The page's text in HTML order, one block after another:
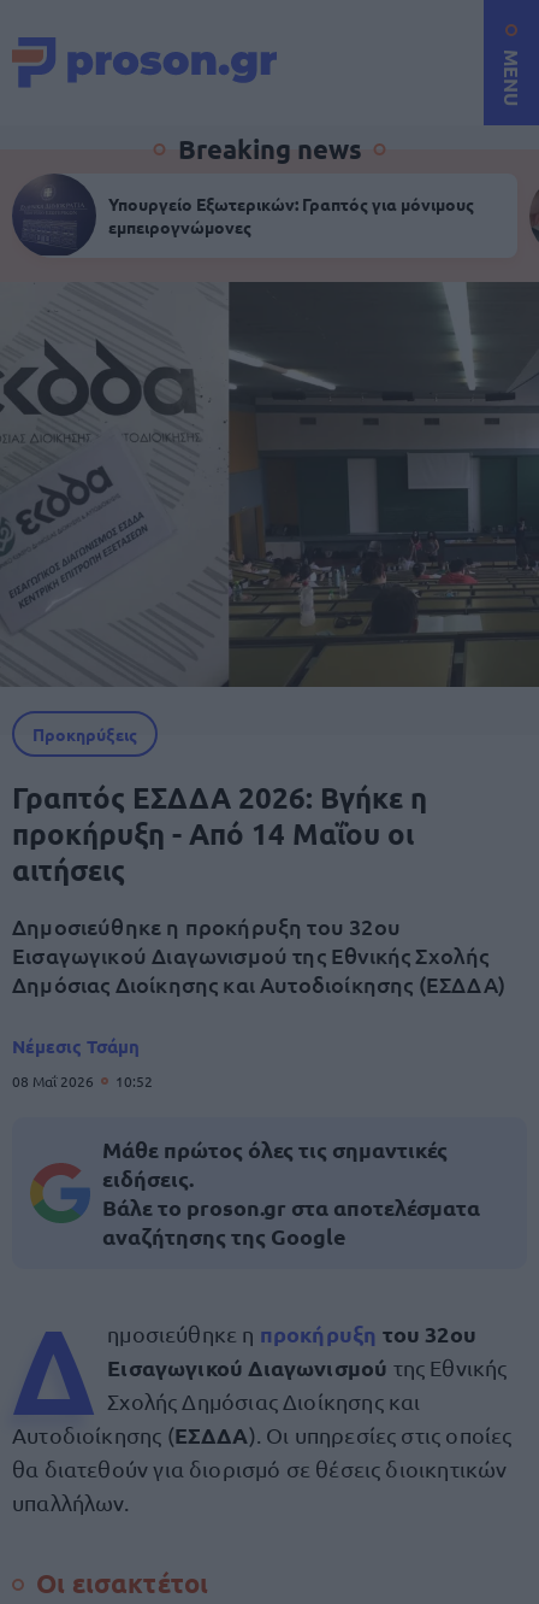
MENU
Breaking news
Υπουργείο Εξωτερικών: Γραπτός για μόνιμους
εμπειρογνώμονες
Προκηρύξεις
Γραπτός ΕΣΔΔΑ 2026: Βγήκε η
προκήρυξη - Από 14 Μαΐου οι
αιτήσεις
Δημοσιεύθηκε η προκήρυξη του 32ου
Εισαγωγικού Διαγωνισμού της Εθνικής Σχολής
Δημόσιας Διοίκησης και Αυτοδιοίκησης (ΕΣΔΔΑ)
Νέμεσις Τσάμη
08 Μαΐ 2026 10:52
Μάθε πρώτος όλες τις σημαντικές
ειδήσεις.
Βάλε το proson.gr στα αποτελέσματα
αναζήτησης της Google
Δ ημοσιεύθηκε η προκήρυξη του 32ου
Εισαγωγικού Διαγωνισμού της Εθνικής
Σχολής Δημόσιας Διοίκησης και
Αυτοδιοίκησης (ΕΣΔΔΑ). Οι υπηρεσίες στις οποίες
θα διατεθούν για διορισμό σε θέσεις διοικητικών
υπαλλήλων.
Οι εισακτέτοι